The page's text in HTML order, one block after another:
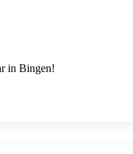
in Bingen!